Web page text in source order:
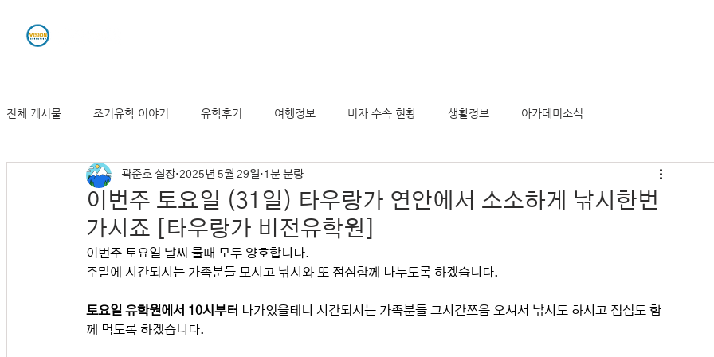
전체 게시물 조기유학 이야기 유학후기 여행정보 비자 수속 현황 생활정보 아카데미소식
뉴질랜드 기사 및 동향
이번주 토요일 (31일) 타우랑가 연안에서 소소하게 낚시한번
가시죠 [타우랑가 비전유학원]
곽준호 실장 2025년 5월 29일 1분 분량
이번주 토요일 날씨 물때 모두 양호합니다.
주말에 시간되시는 가족분들 모시고 낚시와 또 점심함께 나누도록 하겠습니다.
토요일 유학원에서 10시부터 나가있을테니 시간되시는 가족분들 그시간쯔음 오셔서 낚시도 하시고 점심도 함
께 먹도록 하겠습니다.